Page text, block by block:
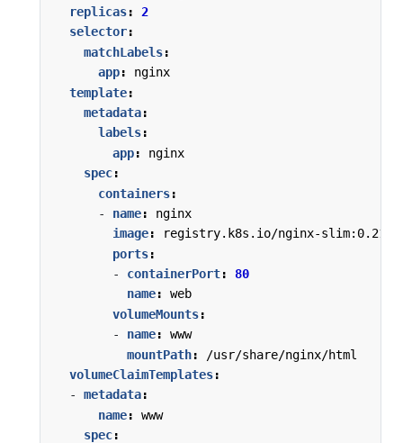
replicas:
2
selector:
matchLabels:
app:
nginx
template:
metadata:
labels:
app:
nginx
spec:
containers:
- name:
nginx
image:
registry.k8s.io/nginx-slim:0.21
ports:
- containerPort:
80
name:
web
volumeMounts:
- name:
www
mountPath:
/usr/share/nginx/html
volumeClaimTemplates:
- metadata:
name:
www
spec: